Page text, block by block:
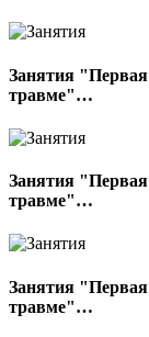
Занятия
травме"…
Занятия
травме"…
Занятия
травме"…